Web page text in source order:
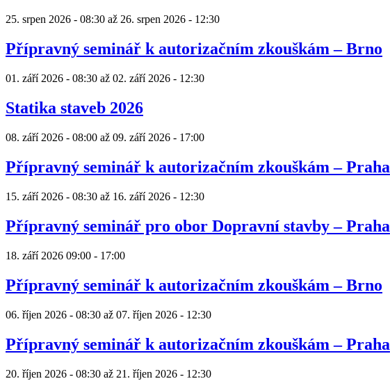
25. srpen 2026 - 08:30 až 26. srpen 2026 - 12:30
Přípravný seminář k autorizačním zkouškám – Brno
01. září 2026 - 08:30 až 02. září 2026 - 12:30
Statika staveb 2026
08. září 2026 - 08:00 až 09. září 2026 - 17:00
Přípravný seminář k autorizačním zkouškám – Praha
15. září 2026 - 08:30 až 16. září 2026 - 12:30
Přípravný seminář pro obor Dopravní stavby – Praha
18. září 2026 09:00 - 17:00
Přípravný seminář k autorizačním zkouškám – Brno
06. říjen 2026 - 08:30 až 07. říjen 2026 - 12:30
Přípravný seminář k autorizačním zkouškám – Praha
20. říjen 2026 - 08:30 až 21. říjen 2026 - 12:30